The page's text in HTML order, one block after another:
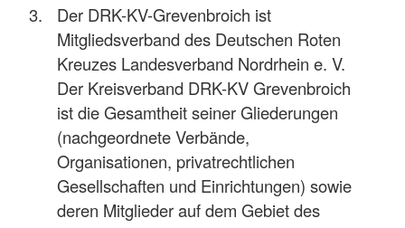
Der DRK-KV-Grevenbroich ist
Mitgliedsverband des Deutschen Roten
Kreuzes Landesverband Nordrhein e. V.
Der Kreisverband DRK-KV Grevenbroich
ist die Gesamtheit seiner Gliederungen
(nachgeordnete Verbände,
Organisationen, privatrechtlichen
Gesellschaften und Einrichtungen) sowie
deren Mitglieder auf dem Gebiet des